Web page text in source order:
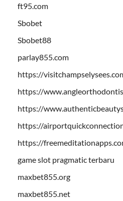
ft95.com
Sbobet
Sbobet88
parlay855.com
https://
https://
https://
https://
https://
game slot pragmatic terbaru
maxbet855.org
maxbet855.net